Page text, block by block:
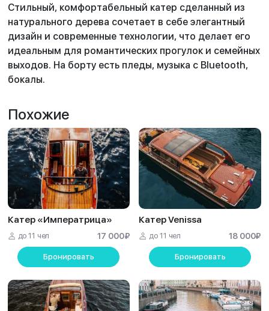
Стильный, комфортабельный катер сделанный из
натурального дерева сочетает в себе элегантный
дизайн и современные технологии, что делает его
идеальным для романтических прогулок и семейных
выходов. На борту есть пледы, музыка с Bluetooth,
бокалы.
Похожие
Катер «Императрица»
до 11 чел 17 000₽
Бронировать
Катер Venissa
до 11 чел 18 000₽
Бронировать